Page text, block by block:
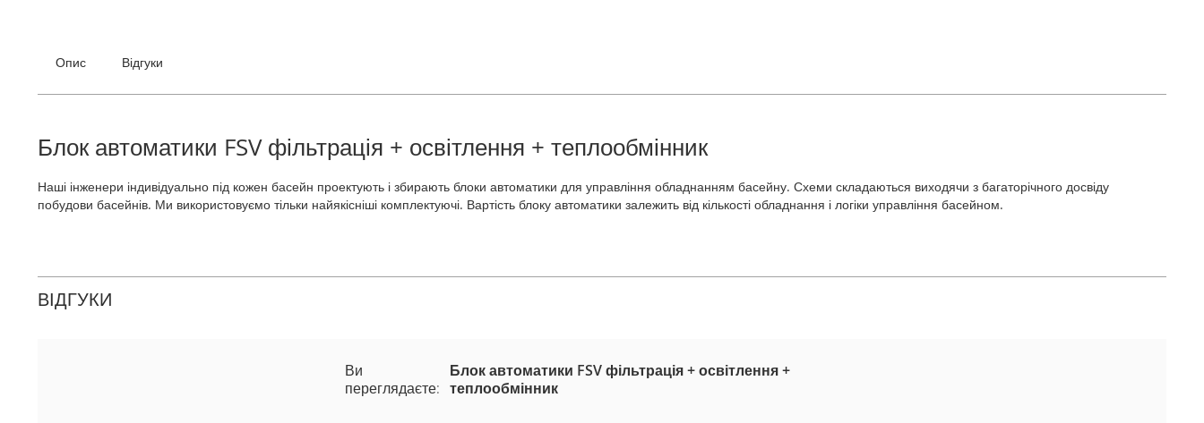
Опис Відгуки
Блок автоматики FSV фільтрація + освітлення + теплообмінник
Наші інженери індивідуально під кожен басейн проектують і збирають блоки автоматики для управління обладнанням басейну. Схеми складаються виходячи з багаторічного досвіду
побудови басейнів. Ми використовуємо тільки найякісніші комплектуючі. Вартість блоку автоматики залежить від кількості обладнання і логіки управління басейном.
ВІДГУКИ
Ви
переглядаєте:
Блок автоматики FSV фільтрація + освітлення +
теплообмінник